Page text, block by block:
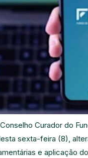
Curador do
sexta-feira (8),
e aplicação